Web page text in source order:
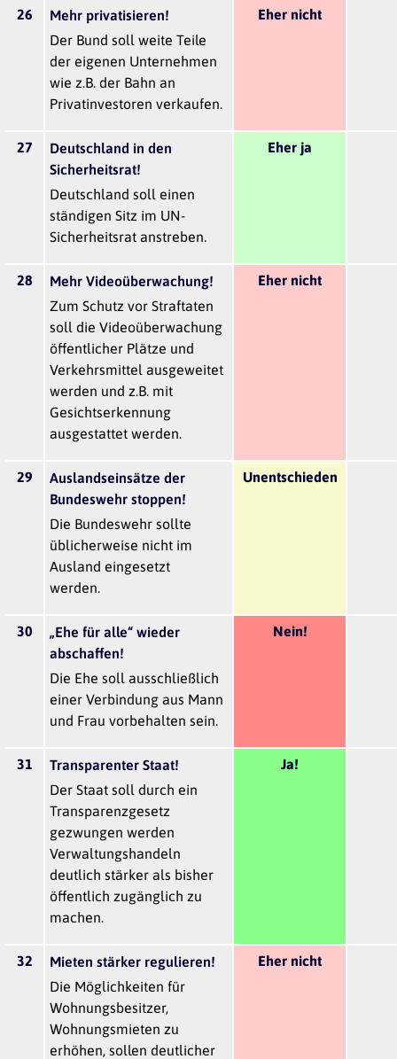
26
Mehr privatisieren!
Der Bund soll weite Teile
der eigenen Unternehmen
wie z.B. der Bahn an
Privatinvestoren verkaufen.
Eher nicht
27
Deutschland in den
Sicherheitsrat!
Deutschland soll einen
ständigen Sitz im UN-
Sicherheitsrat anstreben.
Eher ja
28
Mehr Videoüberwachung!
Zum Schutz vor Straftaten
soll die Videoüberwachung
öffentlicher Plätze und
Verkehrsmittel ausgeweitet
werden und z.B. mit
Gesichtserkennung
ausgestattet werden.
Eher nicht
29
Auslandseinsätze der
Bundeswehr stoppen!
Die Bundeswehr sollte
üblicherweise nicht im
Ausland eingesetzt
werden.
Unentschieden
30
„Ehe für alle“ wieder
abschaffen!
Die Ehe soll ausschließlich
einer Verbindung aus Mann
und Frau vorbehalten sein.
Nein!
31
Transparenter Staat!
Der Staat soll durch ein
Transparenzgesetz
gezwungen werden
Verwaltungshandeln
deutlich stärker als bisher
öffentlich zugänglich zu
machen.
Ja!
32
Mieten stärker regulieren!
Die Möglichkeiten für
Wohnungsbesitzer,
Wohnungsmieten zu
erhöhen, sollen deutlicher
Eher nicht